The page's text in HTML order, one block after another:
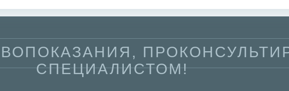
СПЕЦИАЛИСТОМ!